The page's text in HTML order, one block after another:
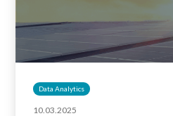
Data Analytics
10.03.2025